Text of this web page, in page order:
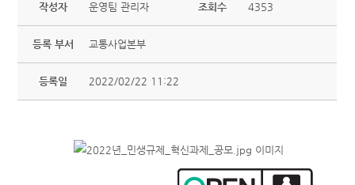
작성자 운영팀 관리자 조회수 4353
등록 부서 교통사업본부
등록일 2022/02/22 11:22